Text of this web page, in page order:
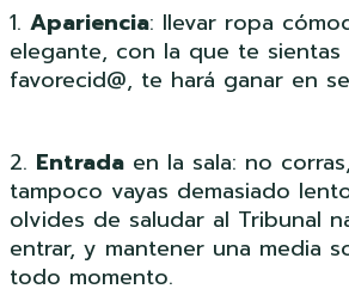
1. Apariencia: llevar ropa
elegante, con la que te sientas
favorecid@, te hará ganar en
2. Entrada en la sala: no
tampoco vayas demasiado
olvides de saludar al Tribunal
entrar, y mantener una media
todo momento.